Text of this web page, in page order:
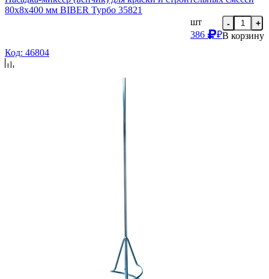
80х8х400 мм BIBER Турбо 35821
шт
386
₽
- +
В корзину
Код: 46804